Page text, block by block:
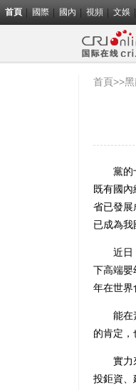
首頁 國際 國內 視頻 文娛
首頁>>
黨的十
既有國
省已發展
已成為我
近日，
下高端嬰
年在世界
能在素
的肯定
實力來
投鉅資、